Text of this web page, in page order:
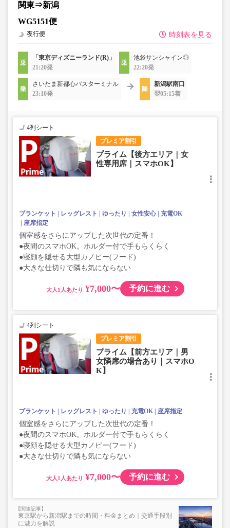
関東⇒新潟
WG5151便
時刻表を見る
夜行便
「東京ディズニーランド(R)」
21:20発
池袋サンシャイン◎
22:20発
さいたま新都心バスターミナル
23:10発
新潟駅南口
翌05:15着
プレミア割引
4列シート
プライム【後方エリア｜女
性専用席｜スマホOK】
ブランケット レッグレスト ゆったり 女性安心
充電OK
座席指定
個室感をさらにアップした次世代の定番！
●夜間のスマホOK。ホルダー付で手もらくらく
●寝顔を隠せる大型カノピー(フード)
●大きな仕切りで隣も気にならない
大人 ¥7,000〜 予約に進む
プレミア割引
4列シート
プライム【前方エリア｜男
女隣席の場合あり｜スマホO
K】
ブランケット レッグレスト ゆったり 充電OK 座席指定
個室感をさらにアップした次世代の定番！
●夜間のスマホOK。ホルダー付で手もらくらく
●寝顔を隠せる大型カノピー(フード)
●大きな仕切りで隣も気にならない
大人 ¥7,000〜 予約に進む
東京駅から新潟駅までの時間・料金まとめ｜交通手段別
に魅力を解説